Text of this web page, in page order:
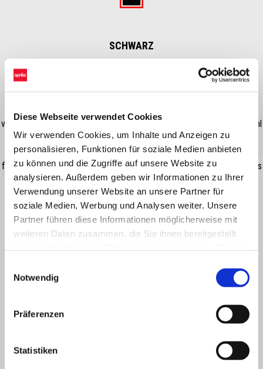
Diese Webseite verwendet Cookies
Wir verwenden Cookies, um Inhalte und Anzeigen zu
personalisieren, Funktionen für soziale Medien anbieten
zu können und die Zugriffe auf unsere Website zu
analysieren. Außerdem geben wir Informationen zu Ihrer
Verwendung unserer Website an unsere Partner für
soziale Medien, Werbung und Analysen weiter. Unsere
Partner führen diese Informationen möglicherweise mit
weiteren Daten zusammen, die Sie ihnen bereitgestellt
Notwendig
Präferenzen
Statistiken
SCHWARZ
von Aprilia-Testfahrern auf der Suche nach maximalem Komfort sowohl
auf der Rennstrecke. Dank seines Designs und der zahlreichen
Einstellmöglichkeiten kann der Fahrer seine optimale Betriebsposition
finden. Er ist mit einem Gelenk ausgestattet, das im Falle eines Sturzes
ein Verbiegen des Hebels ermöglicht, um einen möglichen Bruch zu
vermeiden. For race use only.